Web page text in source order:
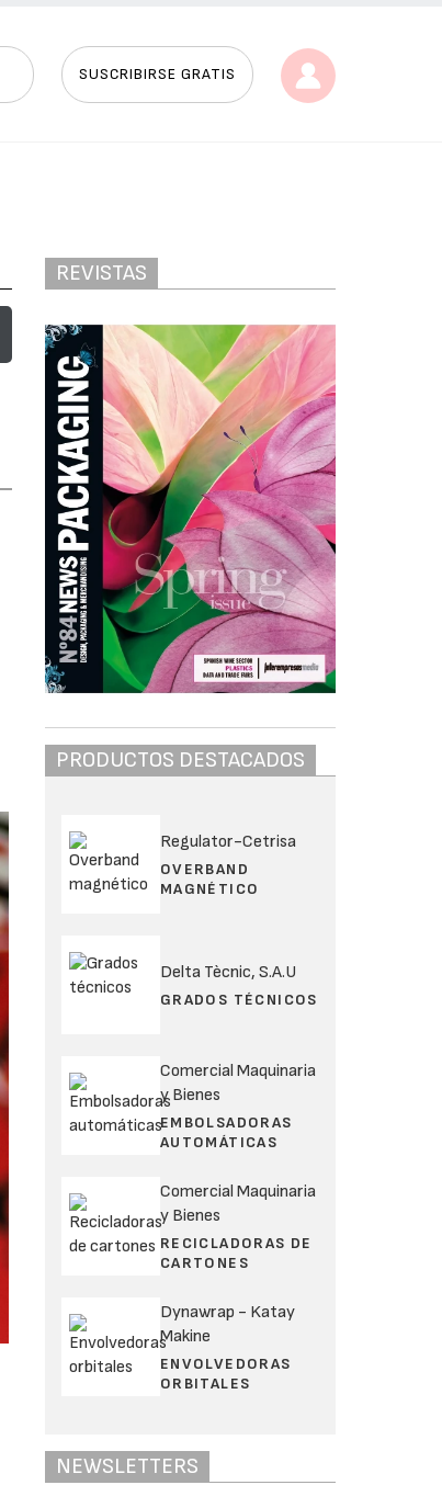
SUSCRIBIRSE GRATIS
REVISTAS
PRODUCTOS DESTACADOS
Regulator-Cetrisa
OVERBAND
MAGNÉTICO
Delta Tècnic, S.A.U
GRADOS TÉCNICOS
Comercial Maquinaria
y Bienes
EMBOLSADORAS
AUTOMÁTICAS
Comercial Maquinaria
y Bienes
RECICLADORAS DE
CARTONES
Dynawrap - Katay
Makine
ENVOLVEDORAS
ORBITALES
NEWSLETTERS